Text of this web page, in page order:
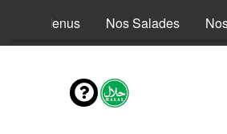
Nos Menus Nos Salades